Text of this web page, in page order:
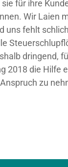
für ihre
Wir Laien
uns fehlt
dringend,
2018 die Hilfe
zu